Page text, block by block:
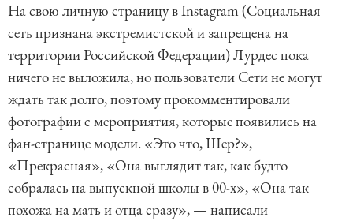
На свою личную страницу в Instagram (Социальная
сеть признана экстремистской и запрещена на
территории Российской Федерации) Лурдес пока
ничего не выложила, но пользователи Сети не могут
ждать так долго, поэтому прокомментировали
фотографии с мероприятия, которые появились на
фан-странице модели. «Это что, Шер?»,
«Прекрасная», «Она выглядит так, как будто
собралась на выпускной школы в 00-х», «Она так
похожа на мать и отца сразу», — написали